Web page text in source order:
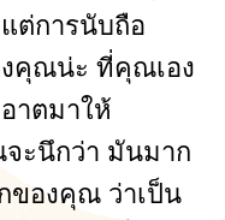
ต่การนับถือ
คุณน่ะ ที่คุณเอง
าตมาให้
ะนึกว่า มันมาก
ของคุณ ว่าเป็น